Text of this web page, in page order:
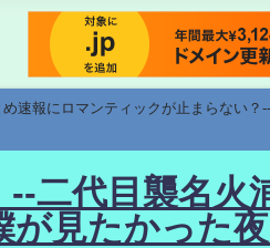
速報にロマンティックが止まらない
二代目襲名火
が見たかった